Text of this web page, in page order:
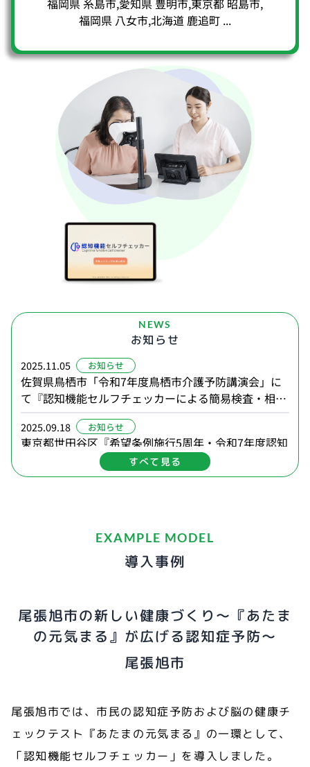
福岡県 糸島市,愛知県 豊明市,東京都 昭島市,
福岡県 八女市,北海道 鹿追町 ...
NEWS
お知らせ
2025.11.05 お知らせ
佐賀県鳥栖市「令和7年度鳥栖市介護予防講演会」に
て『認知機能セルフチェッカーによる簡易検査・相
談』が実施されます。
2025.09.18 お知らせ
東京都世田谷区『希望条例施行5周年・令和7年度認知
症月間イベント「知って触れて感じて 認知症ってなん
だろう？」』にて「認知機能セルフチェッカー」を出
を出展いたします。
福岡県久留米市の令和7年度事業「認知機能検査とト
2025.05.01 お知らせ
自治体向けページを開設しました。
すべて見る
EXAMPLE MODEL
導入事例
尾張旭市の新しい健康づくり〜『あたま
の元気まる』が広げる認知症予防〜
尾張旭市
尾張旭市では、市民の認知症予防および脳の健康チ
ェックテスト『あたまの元気まる』の一環として、
「認知機能セルフチェッカー」を導入しました。